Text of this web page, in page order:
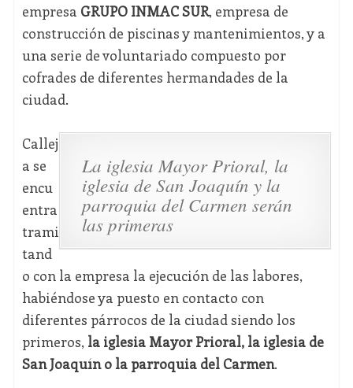
empresa GRUPO INMAC SUR, empresa de
construcción de piscinas y mantenimientos, y a
una serie de voluntariado compuesto por
cofrades de diferentes hermandades de la
ciudad.
La iglesia Mayor Prioral, la
iglesia de San Joaquín y la
parroquia del Carmen serán
las primeras
Callej
a se
encu
entra
trami
tand
o con la empresa la ejecución de las labores,
habiéndose ya puesto en contacto con
diferentes párrocos de la ciudad siendo los
primeros, la iglesia Mayor Prioral, la iglesia de
San Joaquín o la parroquia del Carmen.